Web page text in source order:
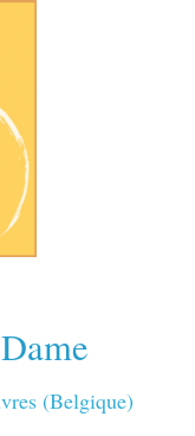
(Belgique)